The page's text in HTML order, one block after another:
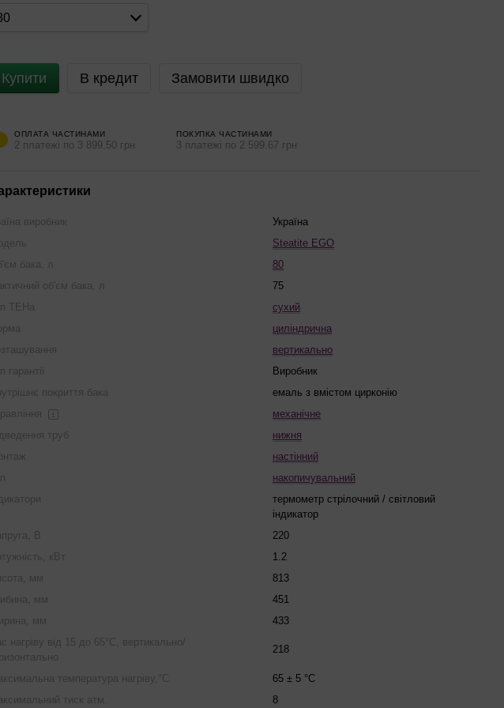
Купити В кредит Замовити швидко
ОПЛАТА ЧАСТИНАМИ
2 платежі по 3 899.50 грн
ПОКУПКА ЧАСТИНАМИ
3 платежі по 2 599.67 грн
виробник
Україна
Steatite EGO
бака, л
80
об'єм бака, л
75
ТЕНа
сухий
циліндрична
вертикально
гарантії
Виробник
покриття бака
емаль з вмістом цирконію
механічне
труб
нижня
настінний
накопичувальний
термометр стрілочний / світловий
індикатор
В
220
кВт
1.2
мм
813
мм
451
мм
433
нагріву від 15 до 65°С, вертикально/
218
температура нагріву,°С
65 ± 5 °C
тиск атм.
8